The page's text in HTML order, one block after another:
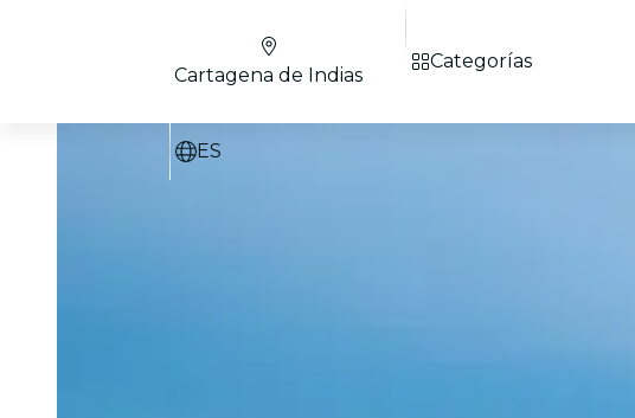
Cartagena de Indias
ES
Categorías